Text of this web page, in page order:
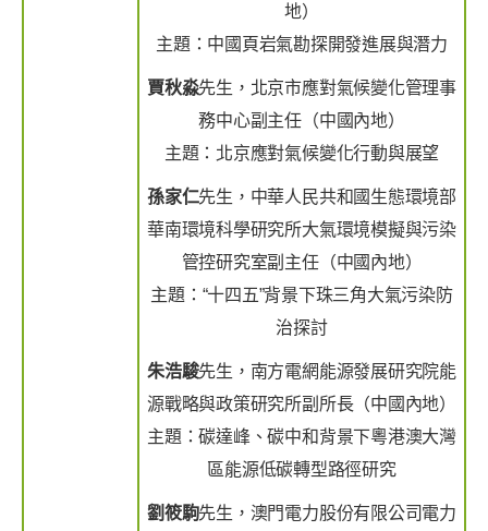
地）
主題：中國頁岩氣勘探開發進展與潛力
賈秋淼先生，北京市應對氣候變化管理事
務中心副主任（中國內地）
主題：北京應對氣候變化行動與展望
孫家仁先生，中華人民共和國生態環境部
華南環境科學研究所大氣環境模擬與污染
管控研究室副主任（中國內地）
主題：“十四五”背景下珠三角大氣污染防
治探討
朱浩駿先生，南方電網能源發展研究院能
源戰略與政策研究所副所長（中國內地）
主題：碳達峰、碳中和背景下粵港澳大灣
區能源低碳轉型路徑研究
劉筱駒先生，澳門電力股份有限公司電力